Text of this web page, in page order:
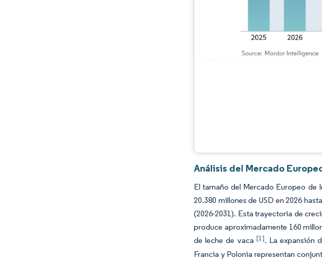
Análisis del Mercado
El tamaño del Mercado Europeo de
20.380 millones de USD en 2026
(2026-2031). Esta trayectoria de
produce aproximadamente 160
de leche de vaca [1]. La expansión
Francia y Polonia representan